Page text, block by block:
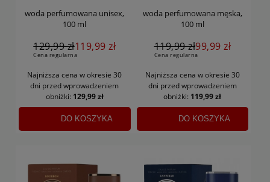
woda perfumowana unisex,
100 ml
129,99 zł
Cena regularna
119,99 zł
Najniższa cena w okresie 30
dni przed wprowadzeniem
obniżki: 129,99 zł
DO KOSZYKA
woda perfumowana męska,
100 ml
119,99 zł
Cena regularna
99,99 zł
Najniższa cena w okresie 30
dni przed wprowadzeniem
obniżki: 119,99 zł
DO KOSZYKA